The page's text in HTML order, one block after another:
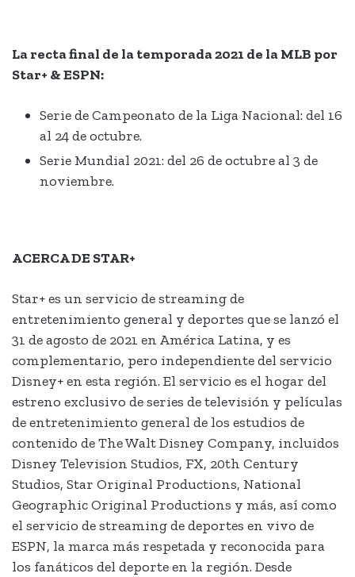
La recta final de la temporada 2021 de la MLB por
Star+ & ESPN:
Serie de Campeonato de la Liga Nacional: del 16
al 24 de octubre.
Serie Mundial 2021: del 26 de octubre al 3 de
noviembre.
ACERCA DE STAR+
Star+ es un servicio de streaming de
entretenimiento general y deportes que se lanzó el
31 de agosto de 2021 en América Latina, y es
complementario, pero independiente del servicio
Disney+ en esta región. El servicio es el hogar del
estreno exclusivo de series de televisión y películas
de entretenimiento general de los estudios de
contenido de The Walt Disney Company, incluidos
Disney Television Studios, FX, 20th Century
Studios, Star Original Productions, National
Geographic Original Productions y más, así como
el servicio de streaming de deportes en vivo de
ESPN, la marca más respetada y reconocida para
los fanáticos del deporte en la región. Desde